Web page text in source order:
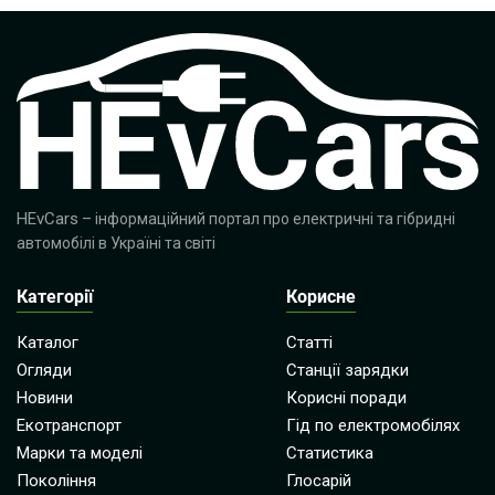
HEvCars – інформаційний портал про електричні та гібридні
автомобілі в Україні та світі
Категорії
Каталог
Огляди
Новини
Екотранспорт
Марки та моделі
Покоління
Корисне
Статті
Станції зарядки
Корисні поради
Гід по електромобілях
Статистика
Глосарій